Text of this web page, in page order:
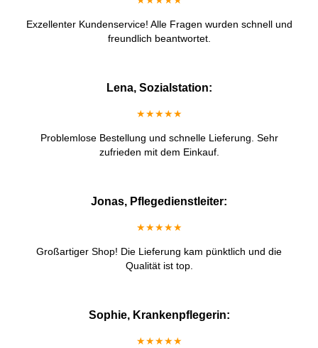
Exzellenter Kundenservice! Alle Fragen wurden schnell und
freundlich beantwortet.
Lena, Sozialstation:
★★★★★
Problemlose Bestellung und schnelle Lieferung. Sehr
zufrieden mit dem Einkauf.
Jonas, Pflegedienstleiter:
★★★★★
Großartiger Shop! Die Lieferung kam pünktlich und die
Qualität ist top.
Sophie, Krankenpflegerin:
★★★★★